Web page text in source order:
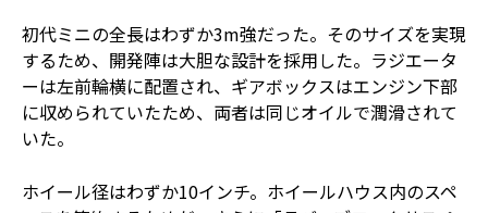
初代ミニの全長はわずか3m強だった。そのサイズを実現
するため、開発陣は大胆な設計を採用した。ラジエータ
ーは左前輪横に配置され、ギアボックスはエンジン下部
に収められていたため、両者は同じオイルで潤滑されて
いた。
ホイール径はわずか10インチ。ホイールハウス内のスペ